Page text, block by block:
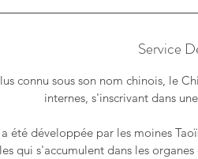
Service
connu sous son nom chinois, le
internes, s'inscrivant dans
été développée par les moines
qui s'accumulent dans les